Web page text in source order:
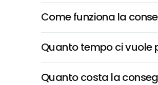
Come funziona la
Quanto tempo ci vuole
Quanto costa la